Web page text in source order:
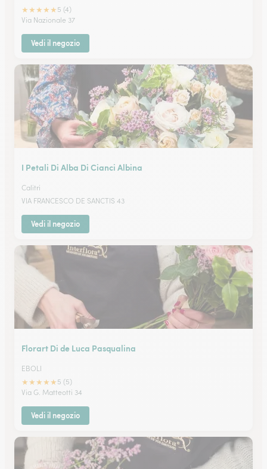
★★★★★ 5 (4)
Via Nazionale 37
Vedi il negozio
I Petali Di Alba Di Cianci Albina
Calitri
VIA FRANCESCO DE SANCTIS 43
Vedi il negozio
Florart Di de Luca Pasqualina
EBOLI
★★★★★ 5 (5)
Via G. Matteotti 34
Vedi il negozio